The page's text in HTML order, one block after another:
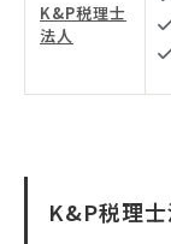
K&P税理士
法人
K&P税理